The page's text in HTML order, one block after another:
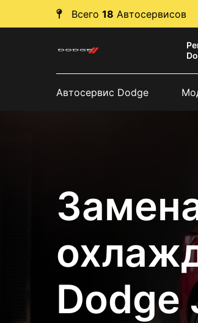
Всего 18 Автосервисов
Автосервис Dodge
Dodge